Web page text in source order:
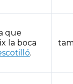
que
la boca
.